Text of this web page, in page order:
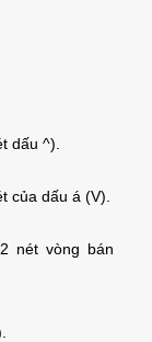
dấu ^).
của dấu á (V).
nét vòng bán